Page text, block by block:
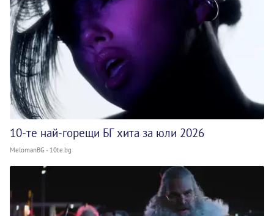
10-те най-горещи БГ хита за юли 2026
MelomanBG - 10te.bg